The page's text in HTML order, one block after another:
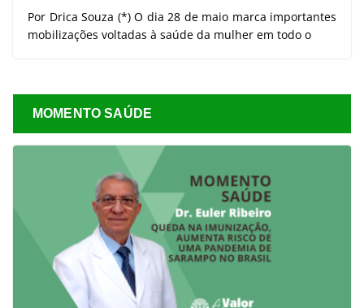
Por Drica Souza (*) O dia 28 de maio marca importantes
mobilizações voltadas à saúde da mulher em todo o
MOMENTO SAÚDE